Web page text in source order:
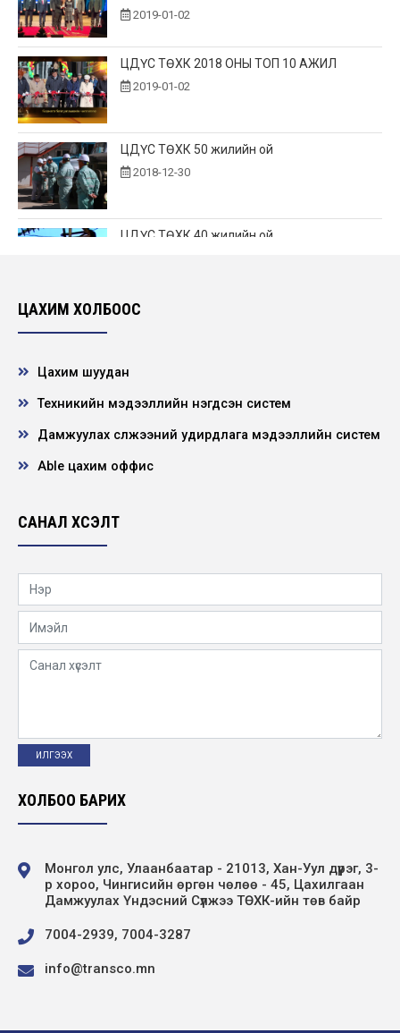
2019-01-02
ЦДҮС ТӨХК 2018 ОНЫ ТОП 10 АЖИЛ
2019-01-02
ЦДҮС ТӨХК 50 жилийн ой
2018-12-30
ЦДҮС ТӨХК 40 жилийн ой
ҮНИЙН САНАЛ АВАХ УРИЛГА
ҮНИЙН САНАЛ АВАХ УРИЛГА
ЦАХИМ ХОЛБООС
Цахим шуудан
Техникийн мэдээллийн нэгдсэн систем
Дамжуулах сүлжээний удирдлага мэдээллийн систем
Able цахим оффис
САНАЛ ХҮСЭЛТ
ХОЛБОО БАРИХ
Монгол улс, Улаанбаатар - 21013, Хан-Уул дүүрэг, 3-
р хороо, Чингисийн өргөн чөлөө - 45, Цахилгаан
Дамжуулах Үндэсний Сүлжээ ТӨХК-ийн төв байр
7004-2939, 7004-3287
info@transco.mn